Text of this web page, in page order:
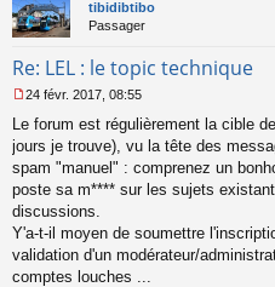
tibidibtibo
Passager
Re: LEL : le topic technique
e
s
s
g
e
n
o
n
24 févr. 2017, 08:55
Le forum est régulièrement la cible
jours je trouve), vu la tête des
spam "manuel" : comprenez un
poste sa m**** sur les sujets
discussions.
Y'a-t-il moyen de soumettre
validation d'un modérateur/
comptes louches ...